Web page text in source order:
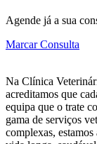
Agende já a sua
Marcar Consulta
Na Clínica
acreditamos que
equipa que o trate
gama de serviços
complexas,